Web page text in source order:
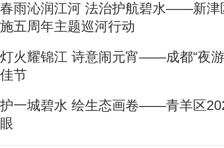
春雨沁润江河 法治护航碧水——新津
施五周年主题巡河行动
灯火耀锦江 诗意闹元宵——成都“夜
佳节
护一城碧水 绘生态画卷——青羊区
眼